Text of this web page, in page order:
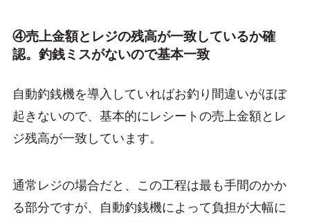
④売上金額とレジの残高が一致しているか確
認。釣銭ミスがないので基本一致
自動釣銭機を導入していればお釣り間違いがほぼ
起きないので、基本的にレシートの売上金額とレ
ジ残高が一致しています。
通常レジの場合だと、この工程は最も手間のかか
る部分ですが、自動釣銭機によって負担が大幅に